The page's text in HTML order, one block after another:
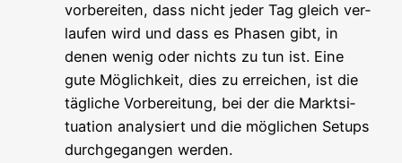
vor­be­rei­ten, dass nicht jeder Tag gleich ver­
lau­fen wird und dass es Pha­sen gibt, in
denen wenig oder nichts zu tun ist. Eine
gute Mög­lich­keit, dies zu errei­chen, ist die
täg­li­che Vor­be­rei­tung, bei der die Markt­si­
tua­ti­on ana­ly­siert und die mög­li­chen Set­ups
durch­ge­gan­gen werden.